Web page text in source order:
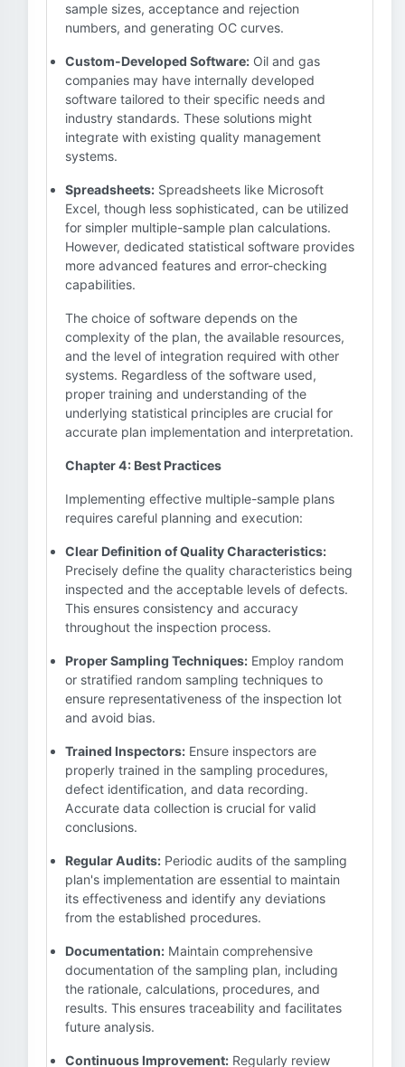
sample sizes, acceptance and rejection
numbers, and generating OC curves.
Custom-Developed Software: Oil and gas
companies may have internally developed
software tailored to their specific needs and
industry standards. These solutions might
integrate with existing quality management
systems.
Spreadsheets: Spreadsheets like Microsoft
Excel, though less sophisticated, can be utilized
for simpler multiple-sample plan calculations.
However, dedicated statistical software provides
more advanced features and error-checking
capabilities.
The choice of software depends on the
complexity of the plan, the available resources,
and the level of integration required with other
systems. Regardless of the software used,
proper training and understanding of the
underlying statistical principles are crucial for
accurate plan implementation and interpretation.
Chapter 4: Best Practices
Implementing effective multiple-sample plans
requires careful planning and execution:
Clear Definition of Quality Characteristics:
Precisely define the quality characteristics being
inspected and the acceptable levels of defects.
This ensures consistency and accuracy
throughout the inspection process.
Proper Sampling Techniques: Employ random
or stratified random sampling techniques to
ensure representativeness of the inspection lot
and avoid bias.
Trained Inspectors: Ensure inspectors are
properly trained in the sampling procedures,
defect identification, and data recording.
Accurate data collection is crucial for valid
conclusions.
Regular Audits: Periodic audits of the sampling
plan's implementation are essential to maintain
its effectiveness and identify any deviations
from the established procedures.
Documentation: Maintain comprehensive
documentation of the sampling plan, including
the rationale, calculations, procedures, and
results. This ensures traceability and facilitates
future analysis.
Continuous Improvement: Regularly review